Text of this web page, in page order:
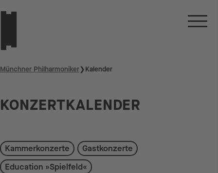
Münchner Philharmoniker❯Kalender
KONZERTKALENDER
Auf der Suche nach etwas Bestimmten?
Kammerkonzerte
Gastkonzerte
Education »Spielfeld«